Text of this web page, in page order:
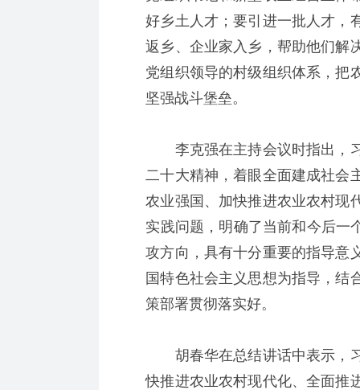
好乡土人才；要引进一批人才，
返乡、企业家入乡，帮助他们解
党组织领导的村级组织体系，把
坚强战斗堡垒。
李克强在主持会议时指出，习
二十大精神，着眼全面建成社会
农业强国、加快推进农业农村现
实践问题，明确了当前和今后一
攻方向，具有十分重要的指导意
国特色社会主义思想为指导，结
策部署贯彻落实好。
胡春华在总结讲话中表示，习
快推进农业农村现代化、全面推